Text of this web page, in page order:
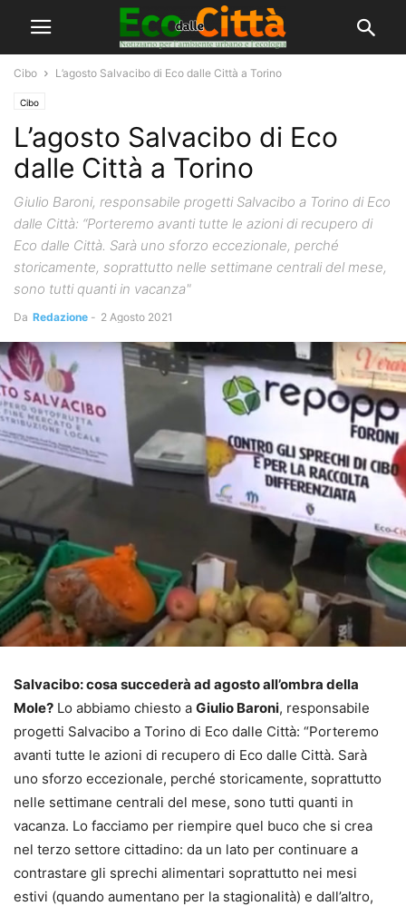
Cibo L’agosto Salvacibo di Eco dalle Città a Torino
Cibo
L’agosto Salvacibo di Eco
dalle Città a Torino
Giulio Baroni, responsabile progetti Salvacibo a Torino di Eco
dalle Città: “Porteremo avanti tutte le azioni di recupero di
Eco dalle Città. Sarà uno sforzo eccezionale, perché
storicamente, soprattutto nelle settimane centrali del mese,
sono tutti quanti in vacanza"
Da Redazione - 2 Agosto 2021
Salvacibo: cosa succederà ad agosto all’ombra della
Mole? Lo abbiamo chiesto a Giulio Baroni, responsabile
progetti Salvacibo a Torino di Eco dalle Città: “Porteremo
avanti tutte le azioni di recupero di Eco dalle Città. Sarà
uno sforzo eccezionale, perché storicamente, soprattutto
nelle settimane centrali del mese, sono tutti quanti in
vacanza. Lo facciamo per riempire quel buco che si crea
nel terzo settore cittadino: da un lato per continuare a
contrastare gli sprechi alimentari soprattutto nei mesi
estivi (quando aumentano per la stagionalità) e dall’altro,